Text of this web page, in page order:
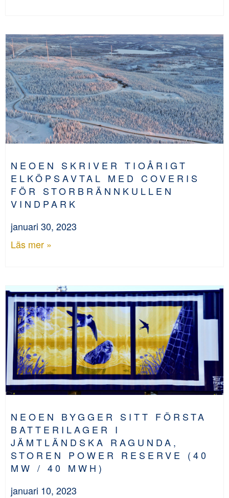
NEOEN SKRIVER TIOÅRIGT
ELKÖPSAVTAL MED COVERIS
FÖR STORBRÄNNKULLEN
VINDPARK
januari 30, 2023
Läs mer »
NEOEN BYGGER SITT FÖRSTA
BATTERILAGER I
JÄMTLÄNDSKA RAGUNDA,
STOREN POWER RESERVE (40
MW / 40 MWH)
januari 10, 2023